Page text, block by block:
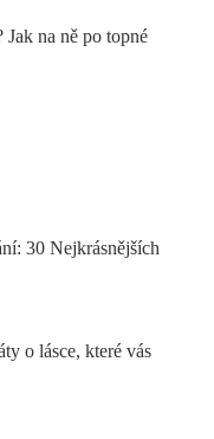
Jak na ně po topné
30 Nejkrásnějších
o lásce, které vás